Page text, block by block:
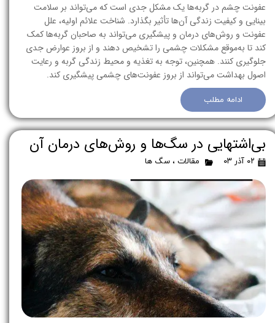
عفونت چشم در گربه‌ها یک مشکل جدی است که می‌تواند بر سلامت
بینایی و کیفیت زندگی آن‌ها تأثیر بگذارد. شناخت علائم اولیه، علل
عفونت و روش‌های درمان و پیشگیری می‌تواند به صاحبان گربه‌ها کمک
کند تا به‌موقع مشکلات چشمی را تشخیص دهند و از بروز عوارض جدی
جلوگیری کنند. همچنین، توجه به تغذیه و محیط زندگی گربه و رعایت
اصول بهداشت می‌تواند از بروز عفونت‌های چشمی پیشگیری کند.
ادامه مطلب
بی‌اشتهایی در سگ‌ها و روش‌های درمان آن
۰۲ آذر ۰۳ مقالات ، سگ ها